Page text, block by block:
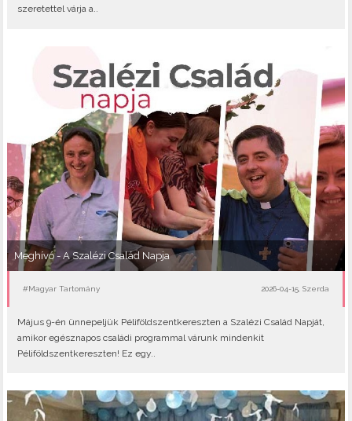
szeretettel várja a..
Meghívó - A Szalézi Család Napja
#Magyar Tartomány 2026-04-15, Szerda
Május 9-én ünnepeljük Péliföldszentkereszten a Szalézi Család Napját,
amikor egésznapos családi programmal várunk mindenkit
Péliföldszentkereszten! Ez egy..